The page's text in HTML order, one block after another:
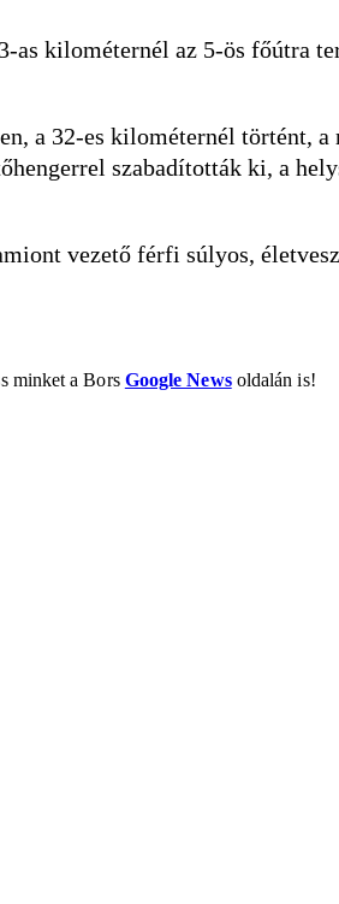
as kilométernél az 5-ös főútra
a 32-es kilométernél történt, a
szabadították ki, a
vezető férfi súlyos,
minket a Bors Google Newsoldalán is!